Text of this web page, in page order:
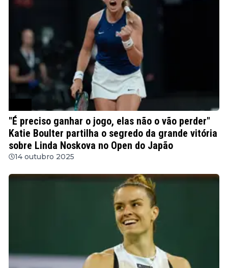
"É preciso ganhar o jogo, elas não o vão perder"
Katie Boulter partilha o segredo da grande vitória
sobre Linda Noskova no Open do Japão
14 outubro 2025